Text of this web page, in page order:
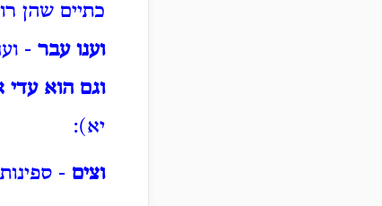
כתיים שהן
וענו עבר -
וגם הוא עדי
יא):
וצים -